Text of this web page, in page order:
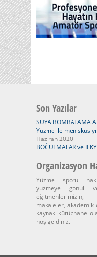
Son Yazılar
SUYA BOMBALAMA
Yüzme ile menisküs
Haziran 2020
BOĞULMALAR ve
Organizasyon
Yüzme sporu
yüzmeye gönül
eğitmenlerimizin,
makaleler, akademik
kaynak kütüphane
hoş geldiniz.